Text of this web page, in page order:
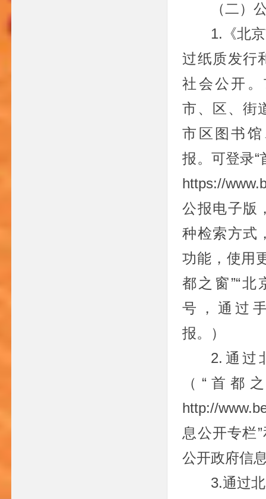
（二）
1.《北
过纸质发行
社会公开
市、区、街
市区图书
报。可登录“
https://
公报电子版
种检索方式
功能，使用
都之窗”“北
号，通过
报。）
2.通过
（“首都
http://
息公开专栏
公开政府信
3.通过